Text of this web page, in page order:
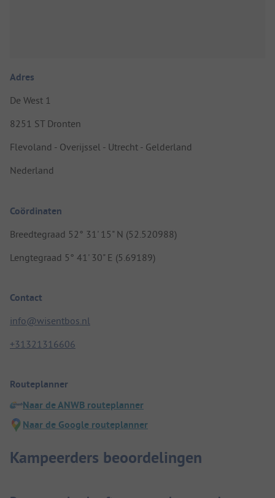
Adres
De West 1
8251 ST Dronten
Flevoland - Overijssel - Utrecht - Gelderland
Nederland
Coördinaten
Breedtegraad 52° 31' 15" N (52.520988)
Lengtegraad 5° 41' 30" E (5.69189)
Contact
info@wisentbos.nl
+31321316606
Routeplanner
Naar de ANWB routeplanner
Naar de Google routeplanner
Kampeerders beoordelingen